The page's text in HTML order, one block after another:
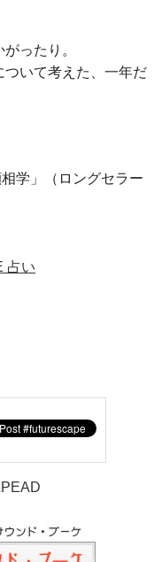
ったり。
ついて考えた、一年だ
学」（ロングセラー
占い